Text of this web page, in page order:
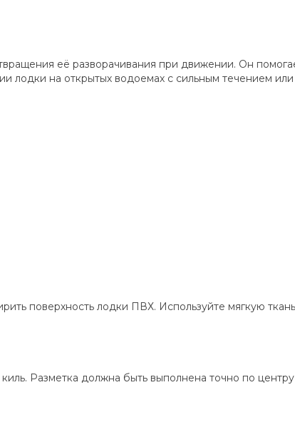
её разворачивания при движении. Он
лодки на открытых водоемах с сильным течением
поверхность лодки ПВХ. Используйте мягкую
киль. Разметка должна быть выполнена точно по